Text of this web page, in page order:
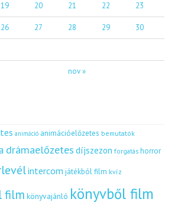
nov »
19 20 21 22 23
26 27 28 29 30
animáció animációelőzetes bemutatók
drámaelőzetes díjszezon forgatás horror
intercom játékból film kvíz
film könyvajánló könyvből film